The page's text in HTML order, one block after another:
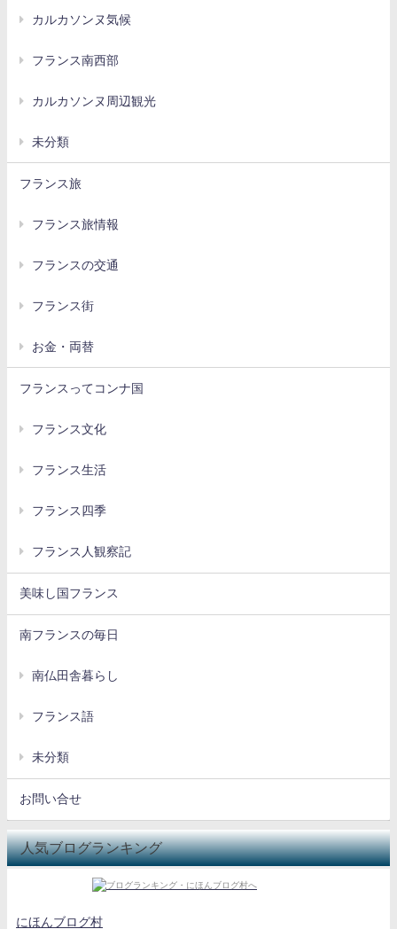
カルカソンヌ気候
フランス南西部
カルカソンヌ周辺観光
未分類
フランス旅
フランス旅情報
フランスの交通
フランス街
お金・両替
フランスってコンナ国
フランス文化
フランス生活
フランス四季
フランス人観察記
美味し国フランス
南フランスの毎日
南仏田舎暮らし
フランス語
未分類
お問い合せ
人気ブログランキング
にほんブログ村